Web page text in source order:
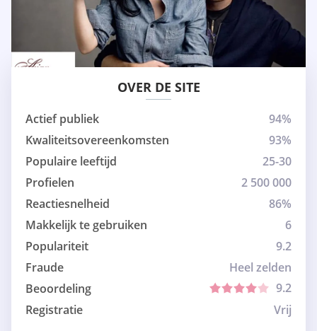
OVER DE SITE
Actief publiek
94%
Kwaliteitsovereenkomsten
93%
Populaire leeftijd
25-30
Profielen
2 500 000
Reactiesnelheid
86%
Makkelijk te gebruiken
6
Populariteit
9.2
Fraude
Heel zelden
Beoordeling
9.2
Registratie
Vrij